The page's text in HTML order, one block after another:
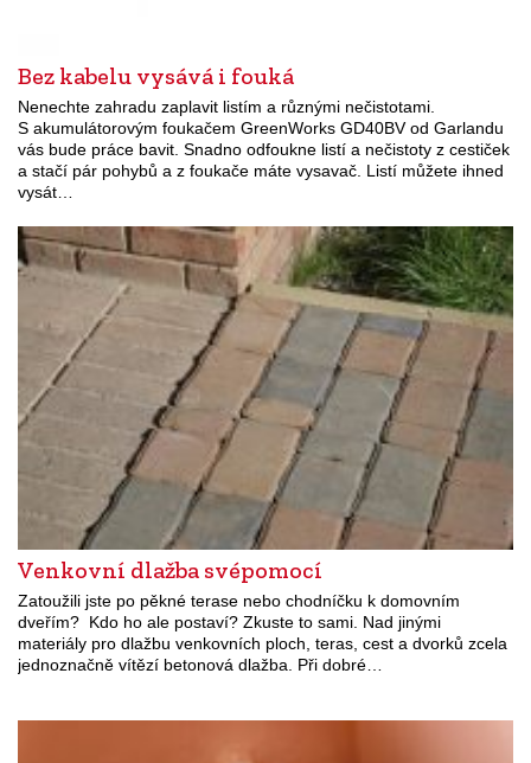
Bez kabelu vysává i fouká
Nenechte zahradu zaplavit listím a různými nečistotami.
S akumulátorovým foukačem GreenWorks GD40BV od Garlandu
vás bude práce bavit. Snadno odfoukne listí a nečistoty z cestiček
a stačí pár pohybů a z foukače máte vysavač. Listí můžete ihned
vysát…
Venkovní dlažba svépomocí
Zatoužili jste po pěkné terase nebo chodníčku k domovním
dveřím? Kdo ho ale postaví? Zkuste to sami. Nad jinými
materiály pro dlažbu venkovních ploch, teras, cest a dvorků zcela
jednoznačně vítězí betonová dlažba. Při dobré…